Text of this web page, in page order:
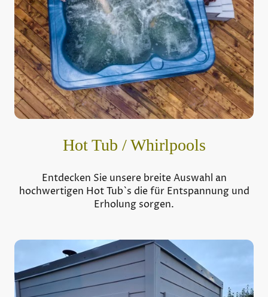
Hot Tub / Whirlpools
Entdecken Sie unsere breite Auswahl an
hochwertigen Hot Tub`s die für Entspannung und
Erholung sorgen.